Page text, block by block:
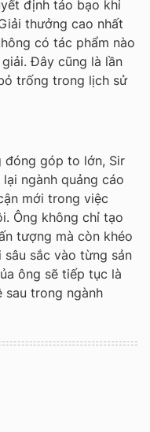
định táo bạo khi
thưởng cao nhất
có tác phẩm nào
Đây cũng là lần
trống trong lịch sử
đóng góp to lớn, Sir
ngành quảng cáo
mới trong việc
Ông không chỉ tạo
tượng mà còn khéo
sắc vào từng sản
ông sẽ tiếp tục là
sau trong ngành